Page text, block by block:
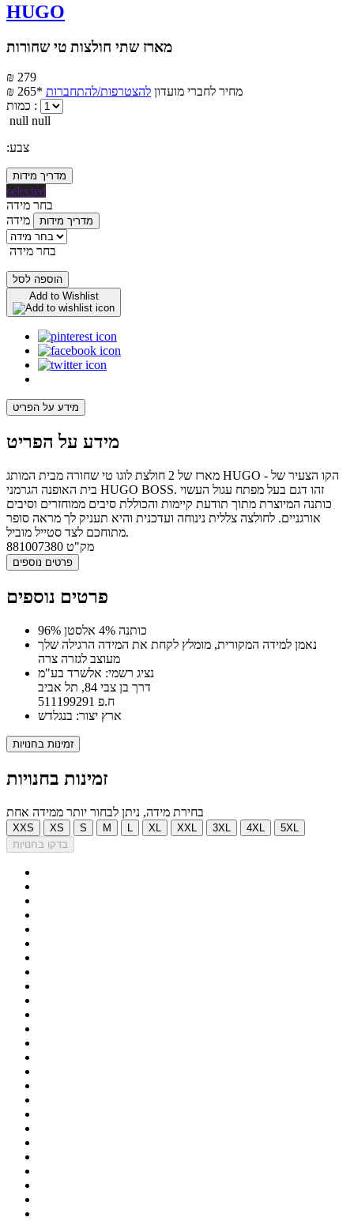
HUGO
מארז שתי חולצות טי שחורות
₪ 279
₪ 265*
מחיר לחברי מועדון להצטרפות/להתחברות
כמות :
null null
:צבע
מדריך מידות
selected
בחר מידה
מידה
מדריך מידות
בחר מידה
הוספה לסל
Add to Wishlist
מידע על הפריט
מידע על הפריט
מארז של 2 חולצת לוגו טי שחורה מבית המותג HUGO - הקו הצעיר של
בית האופנה הגרמני HUGO BOSS. זהו דגם בעל מפתח עגול העשוי
כותנה המיוצרת מתוך תודעת קיימות והכוללת סיבים ממוחזרים וסיבים
אורגניים. לחולצה צללית נינוחה ועדכנית והיא תעניק לך מראה סופר
מתוחכם לצד סטייל מוביל.
מק"ט 881007380
פרטים נוספים
פרטים נוספים
96% כותנה 4% אלסטן
נאמן למידה המקורית, מומלץ לקחת את המידה הרגילה שלך
מעוצב לגזרה צרה
נציג רשמי: אלשרד בע"מ
דרך בן צבי 84, תל אביב
ח.פ 511199291
ארץ יצור: בנגלדש
זמינות בחנויות
זמינות בחנויות
בחירת מידה, ניתן לבחור יותר ממידה אחת
XXS XS S M XL XXL 3XL 4XL
5XL
בדקו בחנויות